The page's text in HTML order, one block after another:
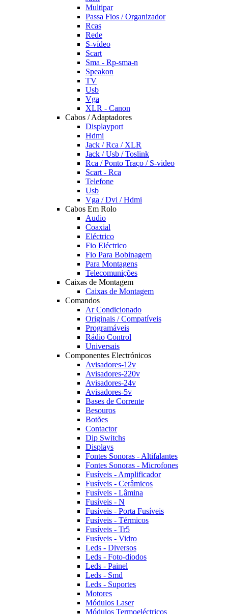
Multipar
Passa Fios / Organizador
Rcas
Rede
S-vídeo
Scart
Sma - Rp-sma-n
Speakon
TV
Usb
Vga
XLR - Canon
Cabos / Adaptadores
Displayport
Hdmi
Jack / Rca / XLR
Jack / Usb / Toslink
Rca / Ponto Traço / S-video
Scart - Rca
Telefone
Usb
Vga / Dvi / Hdmi
Cabos Em Rolo
Audio
Coaxial
Eléctrico
Fio Eléctrico
Fio Para Bobinagem
Para Montagens
Telecomunições
Caixas de Montagem
Caixas de Montagem
Comandos
Ar Condicionado
Originais / Compatíveis
Programáveis
Rádio Control
Universais
Componentes Electrónicos
Avisadores-12v
Avisadores-220v
Avisadores-24v
Avisadores-5v
Bases de Corrente
Besouros
Botões
Contactor
Dip Switchs
Displays
Fontes Sonoras - Altifalantes
Fontes Sonoras - Microfones
Fusíveis - Amplificador
Fusíveis - Cerâmicos
Fusíveis - Lâmina
Fusíveis - N
Fusíveis - Porta Fusíveis
Fusíveis - Térmicos
Fusíveis - Tr5
Fusíveis - Vidro
Leds - Diversos
Leds - Foto-diodos
Leds - Painel
Leds - Smd
Leds - Suportes
Motores
Módulos Laser
Módulos Termoeléctricos